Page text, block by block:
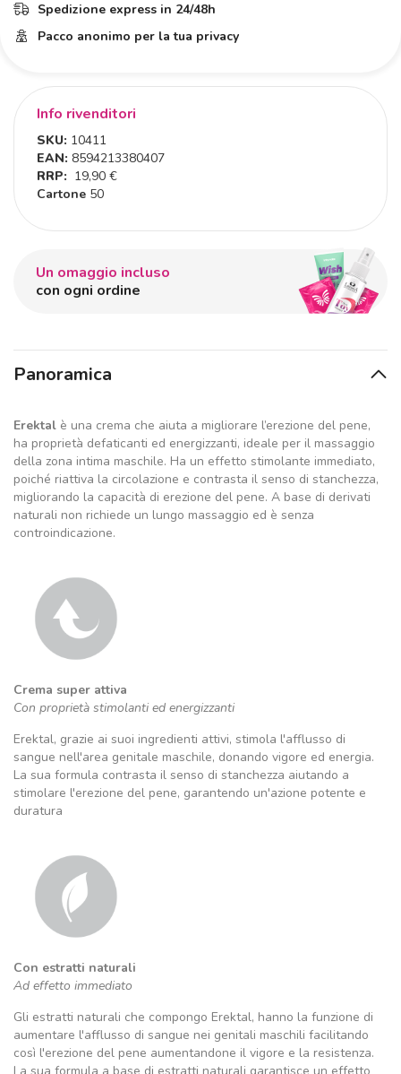
Spedizione express in 24/48h
Pacco anonimo per la tua privacy
Info rivenditori
SKU: 10411
EAN: 8594213380407
RRP: 19,90 €
Cartone 50
Un omaggio incluso
con ogni ordine
Panoramica
Erektal è una crema che aiuta a migliorare l’erezione del pene,
ha proprietà defaticanti ed energizzanti, ideale per il massaggio
della zona intima maschile. Ha un effetto stimolante immediato,
poiché riattiva la circolazione e contrasta il senso di stanchezza,
migliorando la capacità di erezione del pene. A base di derivati
naturali non richiede un lungo massaggio ed è senza
controindicazione.
Crema super attiva
Con proprietà stimolanti ed energizzanti
Erektal, grazie ai suoi ingredienti attivi, stimola l'afflusso di
sangue nell'area genitale maschile, donando vigore ed energia.
La sua formula contrasta il senso di stanchezza aiutando a
stimolare l'erezione del pene, garantendo un'azione potente e
duratura
Con estratti naturali
Ad effetto immediato
Gli estratti naturali che compongo Erektal, hanno la funzione di
aumentare l'afflusso di sangue nei genitali maschili facilitando
così l'erezione del pene aumentandone il vigore e la resistenza.